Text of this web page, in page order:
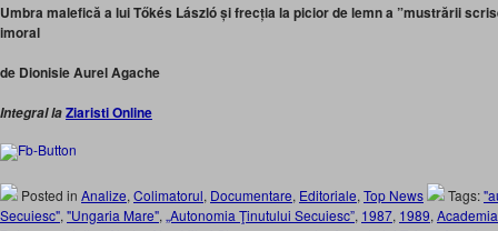
Umbra malefică a lui Tőkés László și frecția la picior de lemn a ”mustrării
imoral
de Dionisie Aurel Agache
Integral laZiaristi Online
Posted in Analize, Colimatorul, Documentare, Editoriale, Top News Tags:
Secuiesc", "Ungaria Mare", „Autonomia Ţinutului Secuiesc”, 1987, 1989,